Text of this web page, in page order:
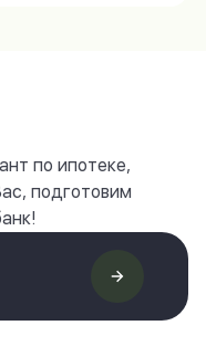
по ипотеке,
подготовим